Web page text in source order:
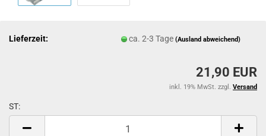
Lieferzeit: ca. 2-3 Tage(Ausland abweichend)
21,90 EUR
inkl. 19% MwSt. zzgl. Versand
ST: